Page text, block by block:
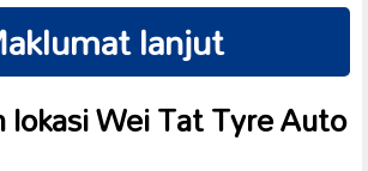
lanjut
lokasi Wei Tat Tyre Auto